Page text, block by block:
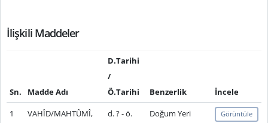
İlişkili Maddeler
Sn. Madde Adı
D.Tarihi
/
Ö.Tarihi
Benzerlik
İncele
1
VAHÎD/MAHTÛMÎ,
d. ? - ö.
Doğum Yeri Görüntüle